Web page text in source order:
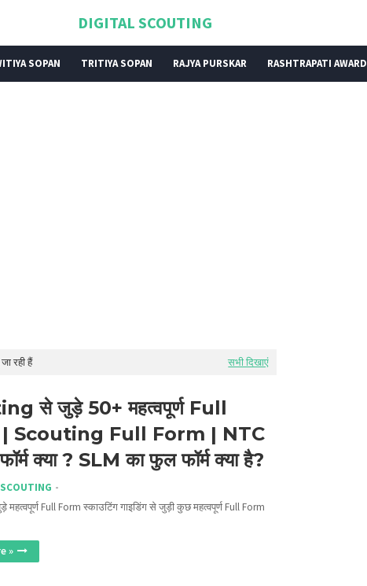
DIGITAL SCOUTING
SOPAN TRITIYA SOPAN RAJYA PURSKAR RASHTRAPATI AWARD
रही हैं सभी दिखाएं
से जुड़े 50+ महत्वपूर्ण Full
Scouting Full Form | NTC
क्या ? SLM का फुल फॉर्म क्या है?
Full Form स्काउटिंग गाइडिंग से जुड़ी कुछ महत्वपूर्ण Full Form
»